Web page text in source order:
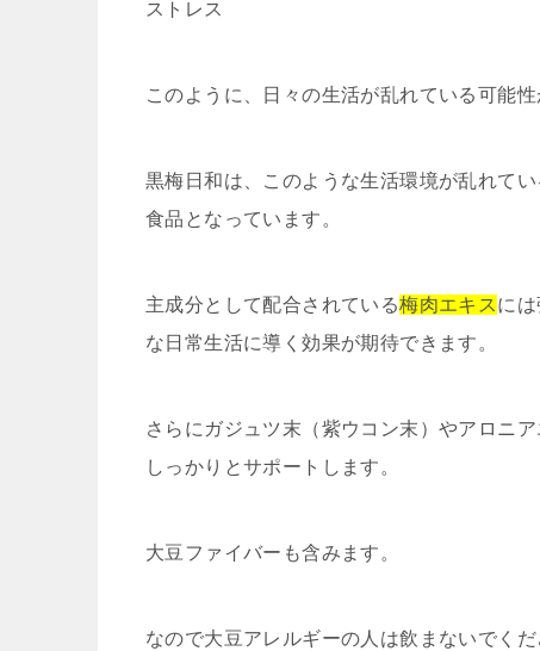
ストレス
このように、日々の生活が乱れている可能
黒梅日和は、このような生活環境が乱れてい
食品となっています。
主成分として配合されている梅肉エキス に
な日常生活に導く効果が期待できます。
さらにガジュツ末（紫ウコン末）やアロニ
しっかりとサポートします。
大豆ファイバーも含みます。
なので大豆アレルギーの人は飲まないでくだ